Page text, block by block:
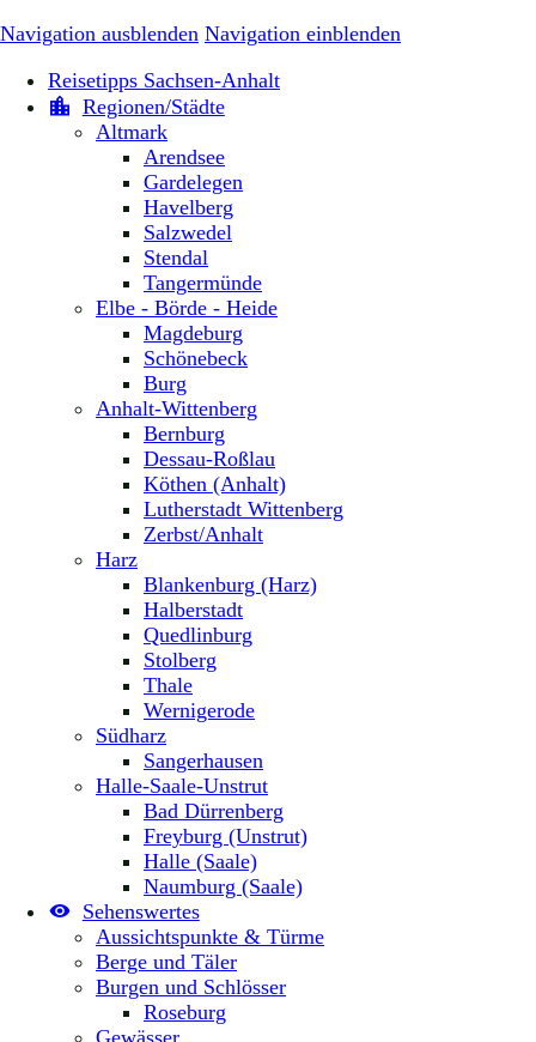
Navigation ausblenden Navigation einblenden
Reisetipps Sachsen-Anhalt
Regionen/Städte
Altmark
Arendsee
Gardelegen
Havelberg
Salzwedel
Stendal
Tangermünde
Elbe - Börde - Heide
Magdeburg
Schönebeck
Burg
Anhalt-Wittenberg
Bernburg
Dessau-Roßlau
Köthen (Anhalt)
Lutherstadt Wittenberg
Zerbst/Anhalt
Harz
Blankenburg (Harz)
Halberstadt
Quedlinburg
Stolberg
Thale
Wernigerode
Südharz
Sangerhausen
Halle-Saale-Unstrut
Bad Dürrenberg
Freyburg (Unstrut)
Halle (Saale)
Naumburg (Saale)
Sehenswertes
Aussichtspunkte & Türme
Berge und Täler
Burgen und Schlösser
Roseburg